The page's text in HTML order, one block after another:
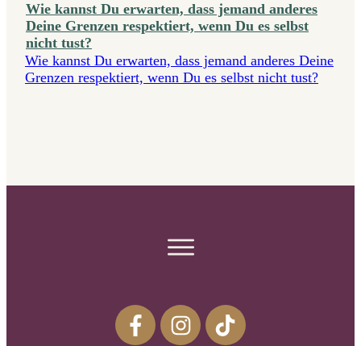
Wie kannst Du erwarten, dass jemand anderes
Deine Grenzen respektiert, wenn Du es selbst
nicht tust?
Wie kannst Du erwarten, dass jemand anderes Deine
Grenzen respektiert, wenn Du es selbst nicht tust?